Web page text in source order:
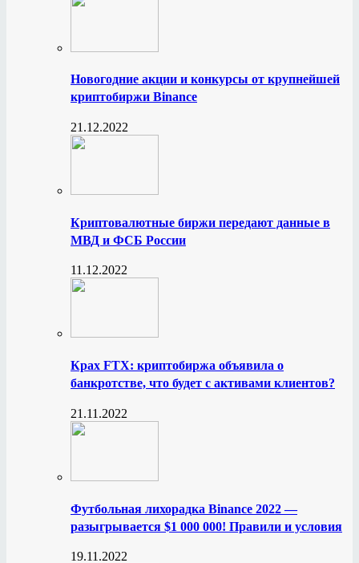
Новогодние акции и конкурсы от крупнейшей
криптобиржи Binance
21.12.2022
Криптовалютные биржи передают данные в
МВД и ФСБ России
11.12.2022
Крах FTX: криптобиржа объявила о
банкротстве, что будет с активами клиентов?
21.11.2022
Футбольная лихорадка Binance 2022 —
разыгрывается $1 000 000! Правили и условия
19.11.2022